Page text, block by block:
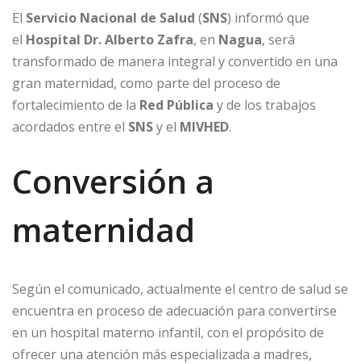
at
s
A
p
p
e
g
ra
m
c
e
b
o
o
ai
l
m
p
ar
ti
r
El Servicio Nacional de Salud (SNS) informó que
el Hospital Dr. Alberto Zafra, en Nagua, será
transformado de manera integral y convertido en una
gran maternidad, como parte del proceso de
fortalecimiento de la Red Pública y de los trabajos
acordados entre el SNSy el MIVHED.
Conversión a
maternidad
Según el comunicado, actualmente el centro de salud se
encuentra en proceso de adecuación para convertirse
en un hospital materno infantil, con el propósito de
ofrecer una atención más especializada a madres,